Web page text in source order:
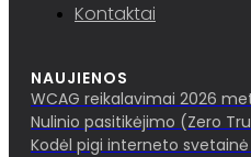
Kontaktai
NAUJIENOS
WCAG reikalavimai 2026
Nulinio pasitikėjimo (Zero
Kodėl pigi interneto